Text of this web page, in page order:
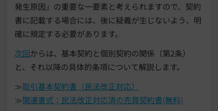
発生原因」の重要な一要素と考えられますので、契約
書に記載する場合には、後に疑義が生じないよう、明
確に規定する必要があります。
次回からは、基本契約と個別契約の関係（第2条）
と、それ以降の具体的条項について解説します。
≫取引基本契約書（民法改正対応）
≫関連書式：民法改正対応済の売買契約書(無料)